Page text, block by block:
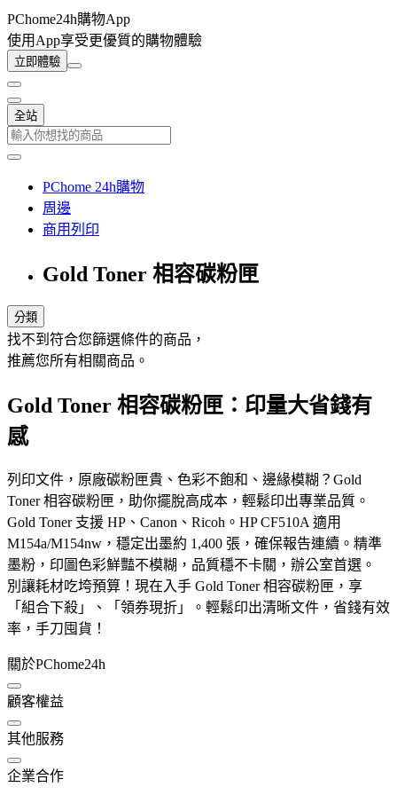
PChome24h購物App
使用App享受更優質的購物體驗
立即體驗
全站
PChome 24h購物
周邊
商用列印
Gold Toner 相容碳粉匣
分類
找不到符合您篩選條件的商品，
推薦您所有相關商品。
Gold Toner 相容碳粉匣：印量大省錢有
感
列印文件，原廠碳粉匣貴、色彩不飽和、邊緣模糊？Gold
Toner 相容碳粉匣，助你擺脫高成本，輕鬆印出專業品質。
Gold Toner 支援 HP、Canon、Ricoh。HP CF510A 適用
M154a/M154nw，穩定出墨約 1,400 張，確保報告連續。精準
墨粉，印圖色彩鮮豔不模糊，品質穩不卡關，辦公室首選。
別讓耗材吃垮預算！現在入手 Gold Toner 相容碳粉匣，享
「組合下殺」、「領券現折」。輕鬆印出清晰文件，省錢有效
率，手刀囤貨！
關於PChome24h
顧客權益
其他服務
企業合作